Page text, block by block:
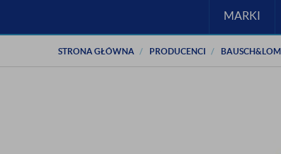
MARKI
STRONA GŁÓWNA PRODUCENCI